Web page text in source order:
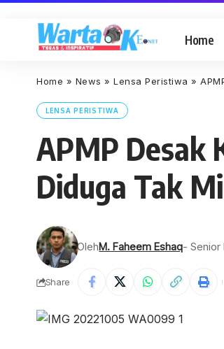
Home
Home » News » Lensa Peristiwa »
LENSA PERISTIWA
APMP Desak
Diduga Tak
OlehM. Faheem Eshaq- Senior
Share